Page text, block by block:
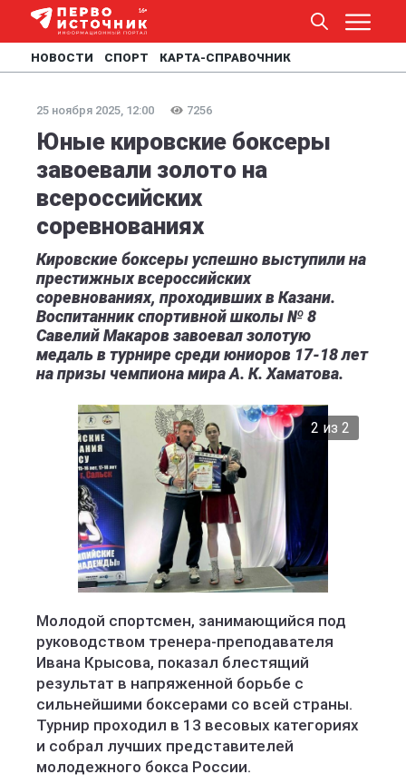
НОВОСТИ СПОРТ КАРТА-СПРАВОЧНИК
25 ноября 2025, 12:00 7256
Юные кировские боксеры
завоевали золото на
всероссийских
соревнованиях
Кировские боксеры успешно выступили на
престижных всероссийских
соревнованиях, проходивших в Казани.
Воспитанник спортивной школы № 8
Савелий Макаров завоевал золотую
медаль в турнире среди юниоров 17-18 лет
на призы чемпиона мира А. К. Хаматова.
2 из 2
Администрация Кирова
Молодой спортсмен, занимающийся под
руководством тренера-преподавателя
Ивана Крысова, показал блестящий
результат в напряженной борьбе с
сильнейшими боксерами со всей страны.
Турнир проходил в 13 весовых категориях
и собрал лучших представителей
молодежного бокса России.